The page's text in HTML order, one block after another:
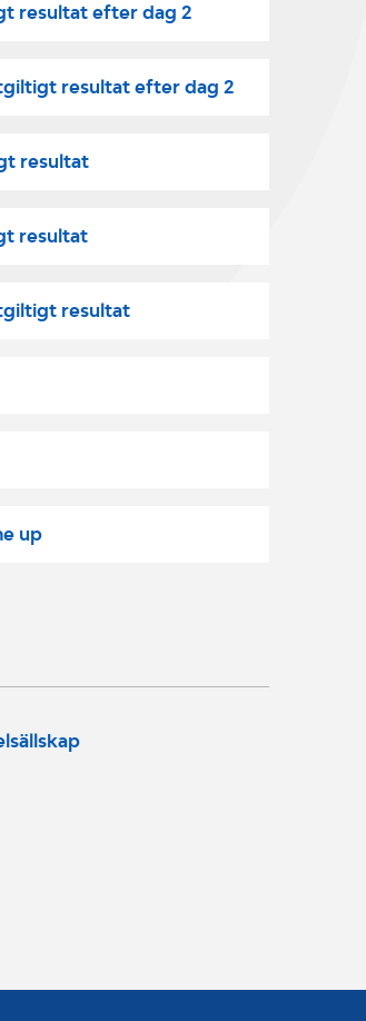
resultat efter dag 2
resultat efter dag 2
resultat
resultat
resultat
up